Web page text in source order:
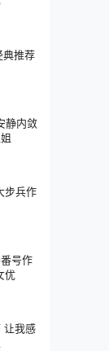
典推荐
静内敛
步兵作
号作
优
让我感